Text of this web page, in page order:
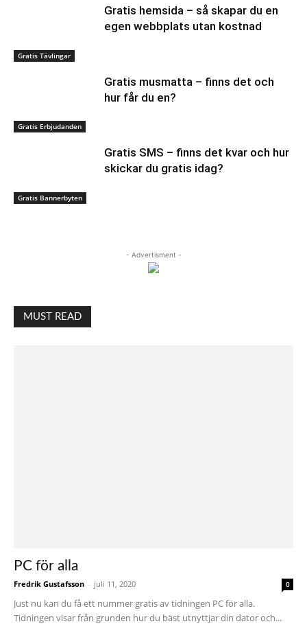
Gratis Tävlingar
Gratis hemsida – så skapar du en
egen webbplats utan kostnad
Gratis Erbjudanden
Gratis musmatta – finns det och
hur får du en?
Gratis Bannerbyten
Gratis SMS – finns det kvar och hur
skickar du gratis idag?
- Advertisment -
MUST READ
PC för alla
Fredrik Gustafsson - juli 11, 2020 0
Just nu kan du få ett nummer gratis av tidningen PC för alla.
Tidningen visar från grunden hur du bäst utnyttjar din dator och...